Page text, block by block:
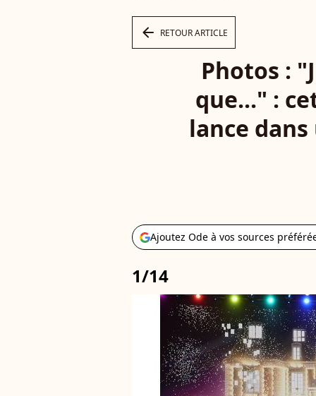
arrow_left RETOUR ARTICLE
Photos :
que..." :
lance
Ajoutez Ode à vos sources
1/14